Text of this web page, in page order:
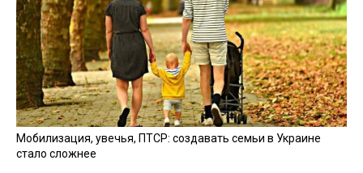
Мобилизация, увечья, ПТСР: создавать семьи в Украине
стало сложнее